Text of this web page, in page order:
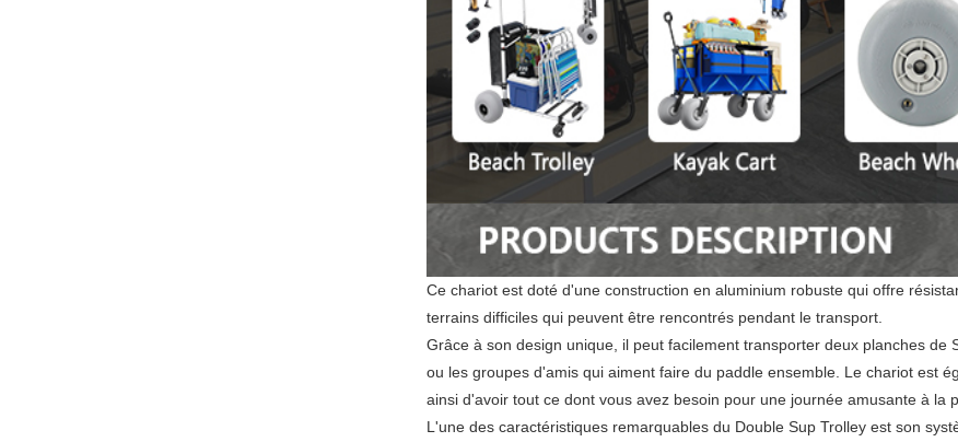
Ce chariot est doté d'une construction en aluminium robuste qui offre
terrains difficiles qui peuvent être rencontrés pendant le transport.
Grâce à son design unique, il peut facilement transporter deux planches
ou les groupes d'amis qui aiment faire du paddle ensemble. Le chariot est
ainsi d'avoir tout ce dont vous avez besoin pour une journée amusante à la
L'une des caractéristiques remarquables du Double Sup Trolley est son